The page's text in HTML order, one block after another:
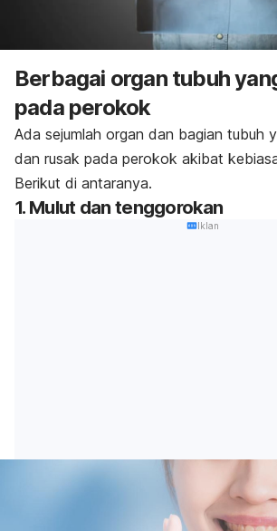
Berbagai organ tubuh
pada perokok
Ada sejumlah organ dan bagian tubuh
dan rusak pada perokok akibat
Berikut di antaranya.
1. Mulut dan tenggorokan
Iklan